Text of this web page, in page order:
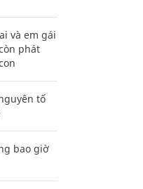
và em gái
phát
tố
bao giờ